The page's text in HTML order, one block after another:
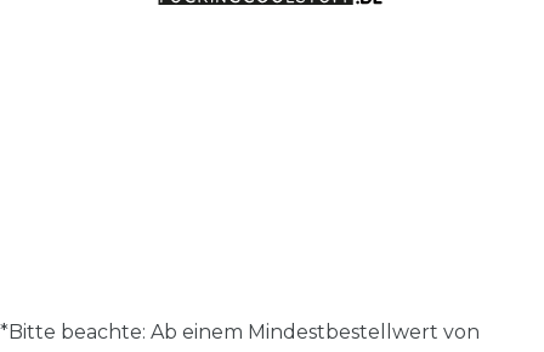
*Bitte beachte: Ab einem Mindestbestellwert von